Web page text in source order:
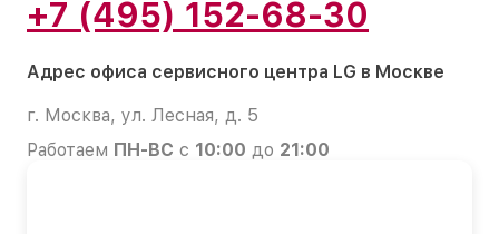
+7 (495) 152-68-30
Адрес офиса сервисного центра LG в Москве
г. Москва, ул. Лесная, д. 5
Работаем ПН-ВС с 10:00 до 21:00